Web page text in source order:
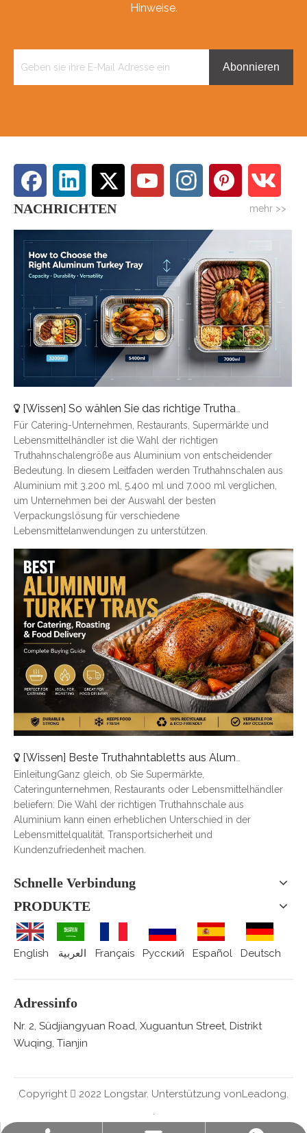
Hinweise.
Abonnieren
NACHRICHTEN mehr >>
[Wissen] So wählen Sie das richtige Truthahntablett aus Aluminium aus: Eine vollständige Größenübersicht
Für Catering-Unternehmen, Restaurants, Supermärkte und
Lebensmittelhändler ist die Wahl der richtigen
Truthahnschalengröße aus Aluminium von entscheidender
Bedeutung. In diesem Leitfaden werden Truthahnschalen aus
Aluminium mit 3.200 ml, 5.400 ml und 7.000 ml verglichen,
um Unternehmen bei der Auswahl der besten
Verpackungslösung für verschiedene
Lebensmittelanwendungen zu unterstützen.
[Wissen] Beste Truthahntabletts aus Aluminium für Catering, Braten und Essenslieferung
EinleitungGanz gleich, ob Sie Supermärkte,
Cateringunternehmen, Restaurants oder Lebensmittelhändler
beliefern: Die Wahl der richtigen Truthahnschale aus
Aluminium kann einen erheblichen Unterschied in der
Lebensmittelqualität, Transportsicherheit und
Kundenzufriedenheit machen.
Schnelle Verbindung
PRODUKTE
English العربية Français Pусский Español Deutsch
Adressinfo
Nr. 2, Südjiangyuan Road, Xuguantun Street, Distrikt
Wuqing, Tianjin
Copyright  2022 Longstar. Unterstützung vonLeadong.
.